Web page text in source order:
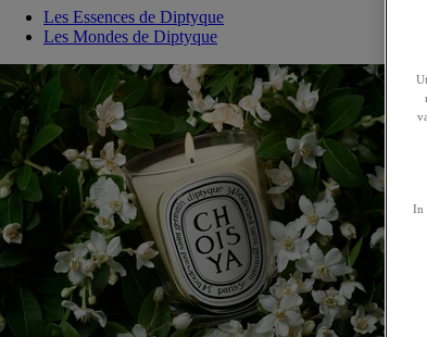
Les Essences de Diptyque
Les Mondes de Diptyque
In